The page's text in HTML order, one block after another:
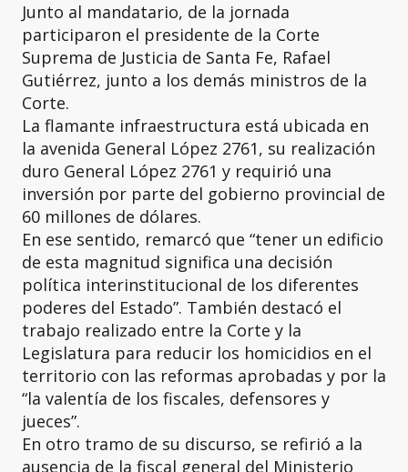
Junto al mandatario, de la jornada
participaron el presidente de la Corte
Suprema de Justicia de Santa Fe, Rafael
Gutiérrez, junto a los demás ministros de la
Corte.
La flamante infraestructura está ubicada en
la avenida General López 2761, su realización
duro General López 2761 y requirió una
inversión por parte del gobierno provincial de
60 millones de dólares.
En ese sentido, remarcó que “tener un edificio
de esta magnitud significa una decisión
política interinstitucional de los diferentes
poderes del Estado”. También destacó el
trabajo realizado entre la Corte y la
Legislatura para reducir los homicidios en el
territorio con las reformas aprobadas y por la
“la valentía de los fiscales, defensores y
jueces”.
En otro tramo de su discurso, se refirió a la
ausencia de la fiscal general del Ministerio